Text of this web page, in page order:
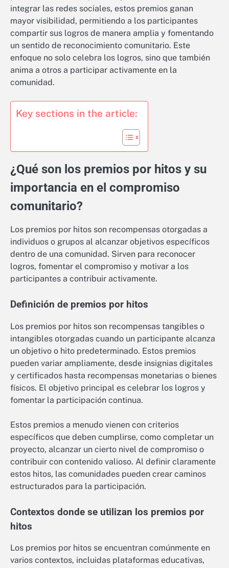
integrar las redes sociales, estos premios ganan
mayor visibilidad, permitiendo a los participantes
compartir sus logros de manera amplia y fomentando
un sentido de reconocimiento comunitario. Este
enfoque no solo celebra los logros, sino que también
anima a otros a participar activamente en la
comunidad.
Key sections in the article:
¿Qué son los premios por hitos y su
importancia en el compromiso
comunitario?
Los premios por hitos son recompensas otorgadas a
individuos o grupos al alcanzar objetivos específicos
dentro de una comunidad. Sirven para reconocer
logros, fomentar el compromiso y motivar a los
participantes a contribuir activamente.
Definición de premios por hitos
Los premios por hitos son recompensas tangibles o
intangibles otorgadas cuando un participante alcanza
un objetivo o hito predeterminado. Estos premios
pueden variar ampliamente, desde insignias digitales
y certificados hasta recompensas monetarias o bienes
físicos. El objetivo principal es celebrar los logros y
fomentar la participación continua.
Estos premios a menudo vienen con criterios
específicos que deben cumplirse, como completar un
proyecto, alcanzar un cierto nivel de compromiso o
contribuir con contenido valioso. Al definir claramente
estos hitos, las comunidades pueden crear caminos
estructurados para la participación.
Contextos donde se utilizan los premios por
hitos
Los premios por hitos se encuentran comúnmente en
varios contextos, incluidas plataformas educativas,